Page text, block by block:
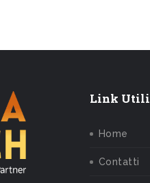
Link Utili
Home
Contatti